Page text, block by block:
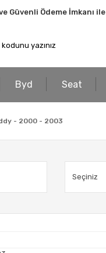
Güvenli Ödeme İmkanı ile
Byd Seat
- 2000 - 2003